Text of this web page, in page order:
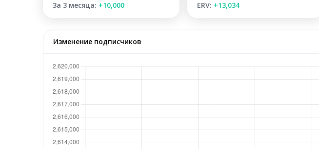
За 3 месяца: +10,000 ERV: +13,034
Изменение подписчиков